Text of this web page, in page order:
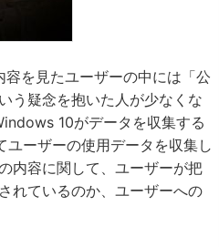
を見たユーザーの中には「公
う疑念を抱いた人が少なくな
10がデータを収集する
ーザーの使用データを収集し
内容に関して、ユーザーが把
れているのか、ユーザーへの